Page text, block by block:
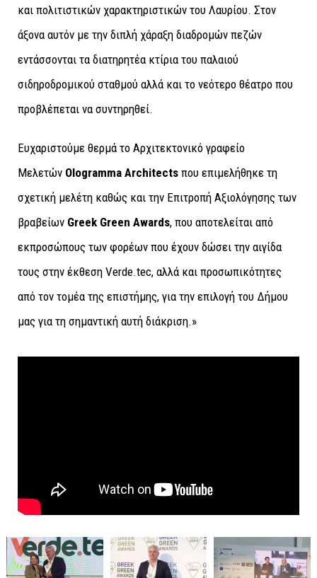
και πολιτιστικών χαρακτηριστικών του Λαυρίου. Στον
άξονα αυτόν με την διπλή χάραξη διαδρομών πεζών
εντάσσονται τα διατηρητέα κτίρια του παλαιού
σιδηροδρομικού σταθμού αλλά και το νεότερο θέατρο που
προβλέπεται να συντηρηθεί.
Ευχαριστούμε θερμά το Αρχιτεκτονικό γραφείο
Μελετών Ologramma Architects που επιμελήθηκε τη
σχετική μελέτη καθώς και την Επιτροπή Αξιολόγησης των
βραβείων Greek Green Awards, που αποτελείται από
εκπροσώπους των φορέων που έχουν δώσει την αιγίδα
τους στην έκθεση Verde.tec, αλλά και προσωπικότητες
από τον τομέα της επιστήμης, για την επιλογή του Δήμου
μας για τη σημαντική αυτή διάκριση.»